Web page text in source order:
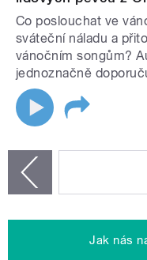
Co poslouchat ve
sváteční náladu a
vánočním songům?
jednoznačně
Jak nás